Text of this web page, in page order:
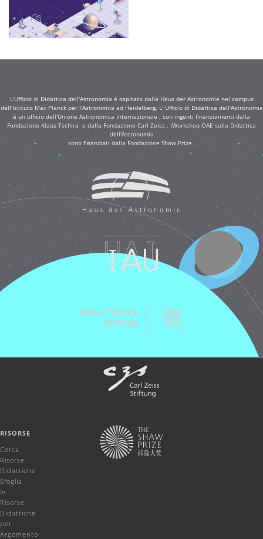
L'Ufficio di Didattica dell'Astronomia é ospitato dalla Haus der Astronomie nel campus
dell'Istituto Max Planck per l'Astronomia ad Heidelberg. L' Ufficio di Didattica dell'Astronomia
é un ufficio dell'Unione Astronomica Internazionale , con ingenti finanziamenti dalla
Fondazione Klaus Tschira e dalla Fondazione Carl Zeiss . IWorkshop OAE sulla Didattica
dell'Astronomia
sono finanziati dalla Fondazione Shaw Prize .
RISORSE
Cerca
Risorse
Didattiche
Sfoglia
le
Risorse
Didattiche
per
Argomento